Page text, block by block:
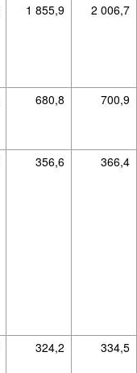
1 855,9 2 006,7
680,8 700,9
356,6 366,4
324,2 334,5